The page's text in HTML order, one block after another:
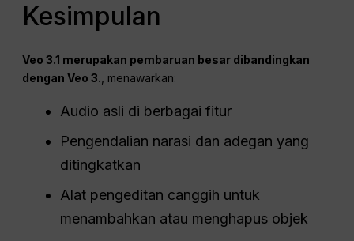
Kesimpulan
Veo 3.1 merupakan pembaruan besar dibandingkan
dengan Veo 3. , menawarkan:
Audio asli di berbagai fitur
Pengendalian narasi dan adegan yang
ditingkatkan
Alat pengeditan canggih untuk
menambahkan atau menghapus objek